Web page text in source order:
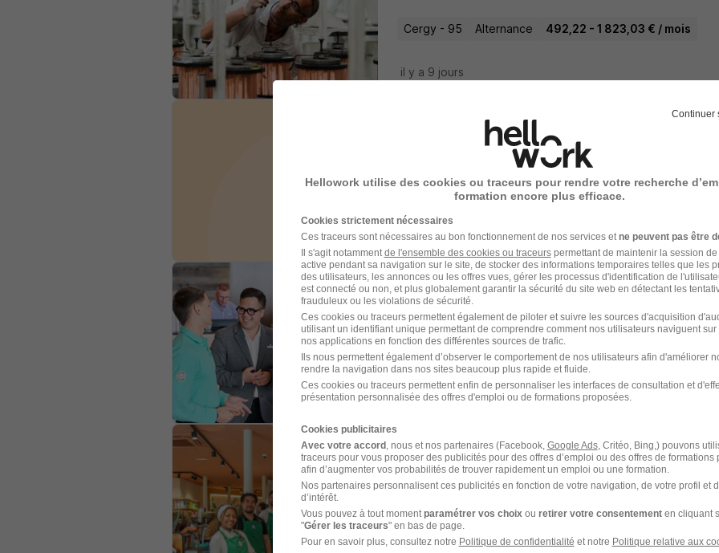
Cergy - 95 Alternance 492,22 - 1 823,03 € / mois
il y a 9 jours
Alternance Data Analytics & ai H/F
Cergy - Pontoise - 95 Alternance Temps partiel
il y a 8 jours
Alternance - Analyse de Données
Club Med
Paris - 75 Alternance 492,22 - 1 823,03 € / mois
il y a 20 jours
Marketing Data Analyst - Contrat
d'Apprentissage12 À H/F
Paris 15e - 75 Alternance 492,22 - 1 823,03 € / mois
Continuer
Hellowork utilise des cookies ou traceurs pour rendre votre recherche
formation encore plus efficace.
Cookies strictement nécessaires
Ces traceurs sont nécessaires au bon fonctionnement de nos services et ne peuvent pas être
Il s'agit notamment de l'ensemble des cookies ou traceurspermettant de maintenir la session
active pendant sa navigation sur le site, de stocker des informations temporaires telles que les
des utilisateurs, les annonces ou les offres vues, gérer les processus d'identification de
est connecté ou non, et plus globalement garantir la sécurité du site web en détectant les
frauduleux ou les violations de sécurité.
Ces cookies ou traceurs permettent également de piloter et suivre les sources d'acquisition
utilisant un identifiant unique permettant de comprendre comment nos utilisateurs naviguent sur
nos applications en fonction des différentes sources de trafic.
Ils nous permettent également d’observer le comportement de nos utilisateurs afin d'améliorer
rendre la navigation dans nos sites beaucoup plus rapide et fluide.
Ces cookies ou traceurs permettent enfin de personnaliser les interfaces de consultation et
présentation personnalisée des offres d'emploi ou de formations proposées.
Cookies publicitaires
Avec votre accord, nous et nos partenaires (Facebook, Google Ads, Critéo, Bing,) pouvons
traceurs pour vous proposer des publicités pour des offres d’emploi ou des offres de formations
afin d’augmenter vos probabilités de trouver rapidement un emploi ou une formation.
Nos partenaires personnalisent ces publicités en fonction de votre navigation, de votre profil et
d’intérêt.
Vous pouvez à tout moment paramétrer vos choix ou retirer votre consentementen cliquant
"Gérer les traceurs" en bas de page.
Pour en savoir plus, consultez notre Politique de confidentialité et notre Politique relative aux